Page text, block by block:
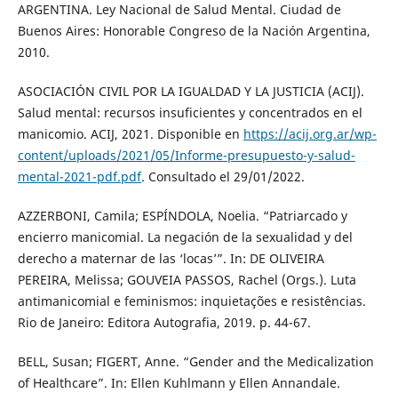
ARGENTINA. Ley Nacional de Salud Mental. Ciudad de
Buenos Aires: Honorable Congreso de la Nación Argentina,
2010.
ASOCIACIÓN CIVIL POR LA IGUALDAD Y LA JUSTICIA (ACIJ).
Salud mental: recursos insuficientes y concentrados en el
manicomio. ACIJ, 2021. Disponible en https://acij.org.ar/wp-
content/uploads/2021/05/Informe-presupuesto-y-salud-
mental-2021-pdf.pdf. Consultado el 29/01/2022.
AZZERBONI, Camila; ESPÍNDOLA, Noelia. “Patriarcado y
encierro manicomial. La negación de la sexualidad y del
derecho a maternar de las ‘locas’”. In: DE OLIVEIRA
PEREIRA, Melissa; GOUVEIA PASSOS, Rachel (Orgs.). Luta
antimanicomial e feminismos: inquietações e resistências.
Rio de Janeiro: Editora Autografia, 2019. p. 44-67.
BELL, Susan; FIGERT, Anne. “Gender and the Medicalization
of Healthcare”. In: Ellen Kuhlmann y Ellen Annandale.